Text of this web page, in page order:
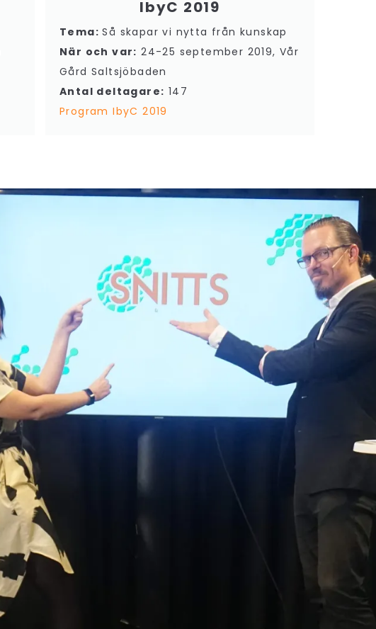
IbyC 2019
Tema:Så skapar vi nytta från kunskap
När och var: 24-25 september 2019, Vår
Gård Saltsjöbaden
Antal deltagare: 147
Program IbyC 2019